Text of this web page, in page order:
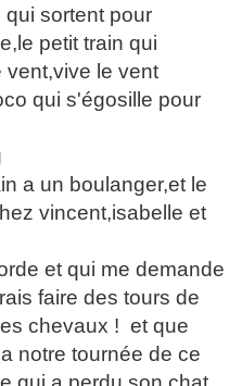
sortent pour
petit train qui
vent,vive le vent
qui s'égosille pour
a un boulanger,et le
vincent,isabelle et
et qui me demande
faire des tours de
chevaux ! et que
notre tournée de ce